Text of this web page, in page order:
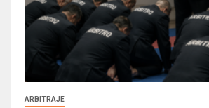
ARBITRAJE